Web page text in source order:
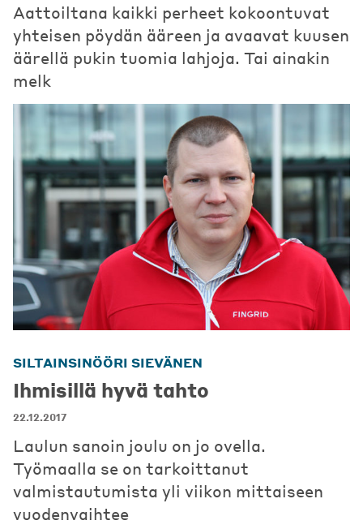
Aattoiltana kaikki perheet kokoontuvat
yhteisen pöydän ääreen ja avaavat kuusen
äärellä pukin tuomia lahjoja. Tai ainakin
melk
SILTAINSINÖÖRI SIEVÄNEN
Ihmisillä hyvä tahto
22.12.2017
Laulun sanoin joulu on jo ovella.
Työmaalla se on tarkoittanut
valmistautumista yli viikon mittaiseen
vuodenvaihtee